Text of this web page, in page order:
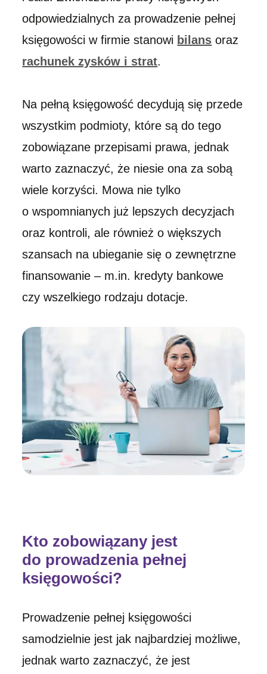
odpowiedzialnych za prowadzenie pełnej
księgowości w firmie stanowi bilans oraz
rachunek zysków i strat.
Na pełną księgowość decydują się przede
wszystkim podmioty, które są do tego
zobowiązane przepisami prawa, jednak
warto zaznaczyć, że niesie ona za sobą
wiele korzyści. Mowa nie tylko
o wspomnianych już lepszych decyzjach
oraz kontroli, ale również o większych
szansach na ubieganie się o zewnętrzne
finansowanie – m.in. kredyty bankowe
czy wszelkiego rodzaju dotacje.
Kto zobowiązany jest
do prowadzenia pełnej
księgowości?
Prowadzenie pełnej księgowości
samodzielnie jest jak najbardziej możliwe,
jednak warto zaznaczyć, że jest